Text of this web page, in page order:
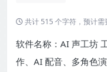
共计 515 个字符，预计需
软件名称：AI 声工坊
作、AI 配音、多角色